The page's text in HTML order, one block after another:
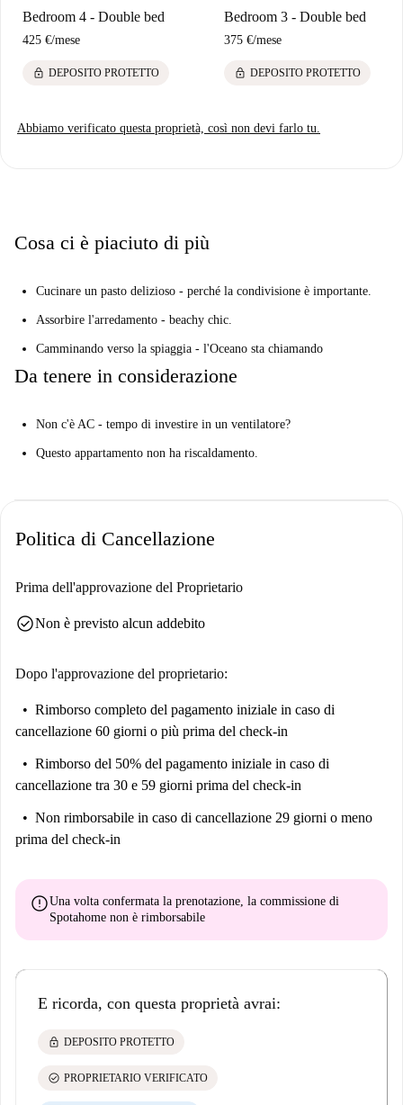
coinquilini. Fai amicizia con il cibo.
I tuoi 3 principali motivi per vivere qui:
La cucina sta chiamando per un vero cuoco.
El Cabanyal è a soli 15 minuti a piedi.
alla spiaggia. "
semplice ma efficace, ed è a pochi isolati da El Cabanyal.
Pensiamo che questo appartamento sia perfetto per studenti o
Marítims è dove vuoi essere.
Bedroom 4 - Double bed
425 €/mese
lock DEPOSITO PROTETTO
Bedroom 3 - Double bed
375 €/mese
lock DEPOSITO PROTETTO
Abbiamo verificato questa proprietà, così non devi farlo tu.
Cosa ci è piaciuto di più
Cucinare un pasto delizioso - perché la condivisione è importante.
Assorbire l'arredamento - beachy chic.
Camminando verso la spiaggia - l'Oceano sta chiamando
Da tenere in considerazione
Non c'è AC - tempo di investire in un ventilatore?
Questo appartamento non ha riscaldamento.
Politica di Cancellazione
Prima dell'approvazione del Proprietario
check_circleNon è previsto alcun addebito
Dopo l'approvazione del proprietario:
Rimborso completo del pagamento iniziale in caso di
cancellazione 60 giorni o più prima del check-in
Rimborso del 50% del pagamento iniziale in caso di
cancellazione tra 30 e 59 giorni prima del check-in
Non rimborsabile in caso di cancellazione 29 giorni o meno
prima del check-in
errorUna volta confermata la prenotazione, la commissione di
Spotahome non è rimborsabile
E ricorda, con questa proprietà avrai:
lock DEPOSITO PROTETTO
check_circle PROPRIETARIO VERIFICATO